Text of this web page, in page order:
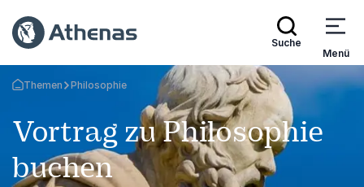
Suche
Menü
Zurück zur Startseite
Themen Philosophie
Vortrag zu Philosophie
buchen